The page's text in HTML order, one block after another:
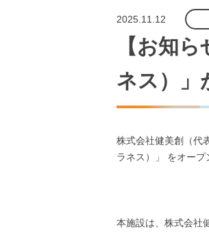
2025.11.12
【お知
ネス）」
株式会社健美創（代
ラネス）」 をオープ
本施設は、株式会社